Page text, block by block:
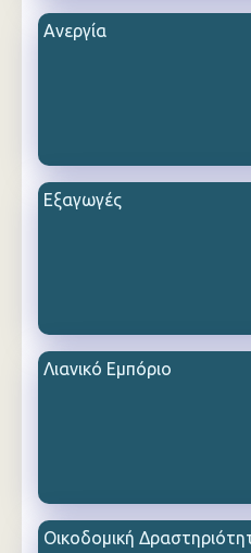
Ανεργία
Εξαγωγές
Λιανικό Εμπόριο
Οικοδομική